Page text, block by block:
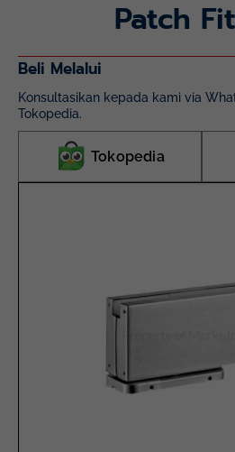
Patch
Beli Melalui
Konsultasikan kepada kami via
Tokopedia.
Tokopedia